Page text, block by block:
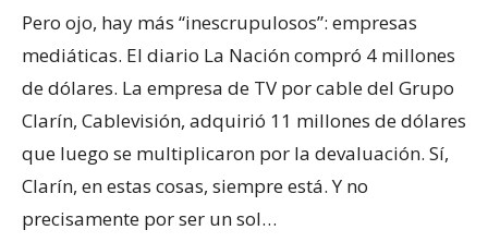
Pero ojo, hay más “inescrupulosos”: empresas
mediáticas. El diario La Nación compró 4 millones
de dólares. La empresa de TV por cable del Grupo
Clarín, Cablevisión, adquirió 11 millones de dólares
que luego se multiplicaron por la devaluación. Sí,
Clarín, en estas cosas, siempre está. Y no
precisamente por ser un sol…